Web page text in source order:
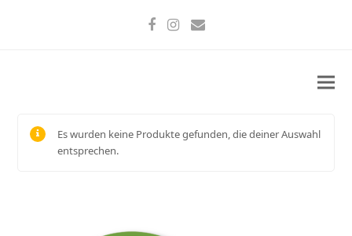
Facebook
Instagram
E-
Es wurden keine Produkte gefunden, die deiner Auswahl
entsprechen.